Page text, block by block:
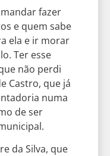
fazer
e quem sabe
ela e ir morar
Ter esse
não perdi
Castro, que já
numa
de ser
da Silva, que